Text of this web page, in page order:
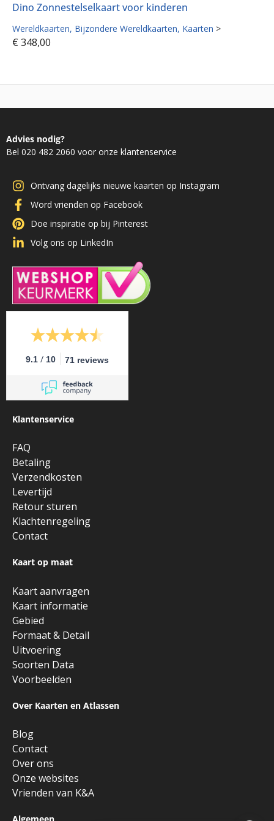
Dino Zonnestelselkaart voor kinderen
Wereldkaarten Bijzondere Wereldkaarten Kaarten >
€ 348,00
Advies nodig?
Bel 020 482 2060 voor onze klantenservice
Ontvang dagelijks nieuwe kaarten op Instagram
Word vrienden op Facebook
Doe inspiratie op bij Pinterest
Volg ons op LinkedIn
9.1 / 10 71 reviews
Klantenservice
FAQ
Betaling
Verzendkosten
Levertijd
Retour sturen
Klachtenregeling
Contact
Kaart op maat
Kaart aanvragen
Kaart informatie
Gebied
Formaat & Detail
Uitvoering
Soorten Data
Voorbeelden
Over Kaarten en Atlassen
Blog
Contact
Over ons
Onze websites
Vrienden van K&A